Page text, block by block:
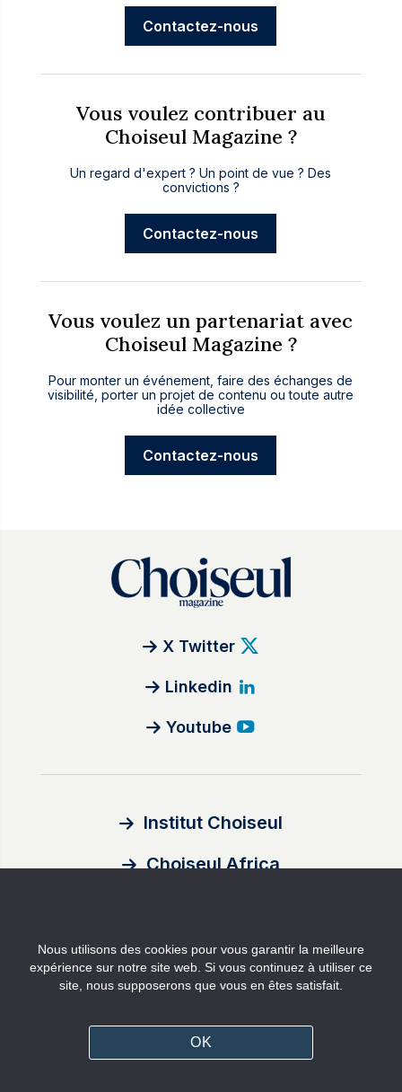
Contactez-nous
Vous voulez contribuer au
Choiseul Magazine ?
Un regard d'expert ? Un point de vue ? Des
convictions ?
Contactez-nous
Vous voulez un partenariat avec
Choiseul Magazine ?
Pour monter un événement, faire des échanges de
visibilité, porter un projet de contenu ou toute autre
idée collective
Contactez-nous
X Twitter
Linkedin
Youtube
Institut Choiseul
Choiseul Africa
Auteurs
Mentions légales
Nous utilisons des cookies pour vous garantir la meilleure
expérience sur notre site web. Si vous continuez à utiliser ce
site, nous supposerons que vous en êtes satisfait.
OK